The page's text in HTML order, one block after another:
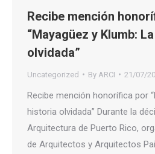
Recibe mención
“Mayagüez y Klumb:
olvidada”
Uncategorized By ARCI 21/07/
Recibe mención honorífica por
historia olvidada” Durante la
Arquitectura de Puerto Rico,
de Arquitectos y Arquitectos